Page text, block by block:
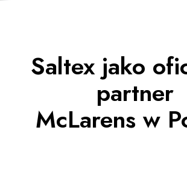
Saltex jako
partner
McLarens w